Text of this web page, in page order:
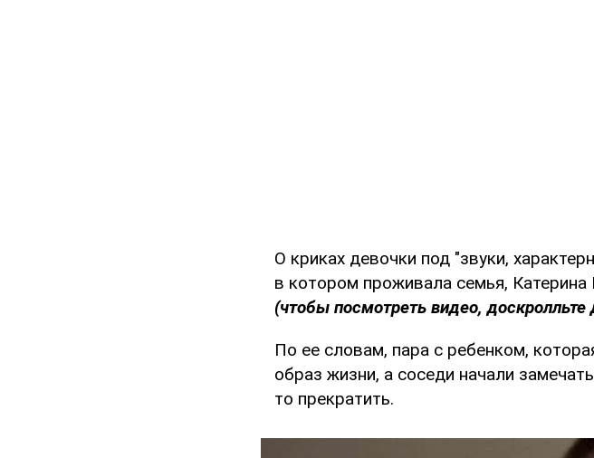
О криках девочки под "звуки,
в котором проживала семья,
(чтобы посмотреть видео,
По ее словам, пара с ребенком,
образ жизни, а соседи начали
то прекратить.